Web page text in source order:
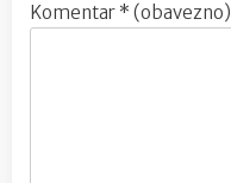
Komentar * (obavezno)